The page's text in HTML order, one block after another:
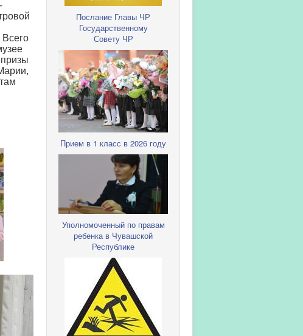
Всего
Послание Главы ЧР
Государственному
Совету ЧР
Прием в 1 класс в 2026 году
Уполномоченный по правам
ребенка в Чувашской
Республике